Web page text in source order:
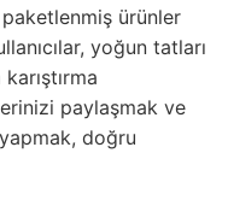
ürünler
yoğun tatları
paylaşmak ve
doğru